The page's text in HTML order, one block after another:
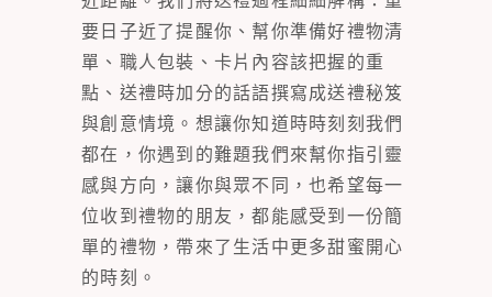
要日子近了提醒你、幫你準備好禮物清
單、職人包裝、卡片內容該把握的重
點、送禮時加分的話語撰寫成送禮秘笈
與創意情境。想讓你知道時時刻刻我們
都在，你遇到的難題我們來幫你指引靈
感與方向，讓你與眾不同，也希望每一
位收到禮物的朋友，都能感受到一份簡
單的禮物，帶來了生活中更多甜蜜開心
的時刻。